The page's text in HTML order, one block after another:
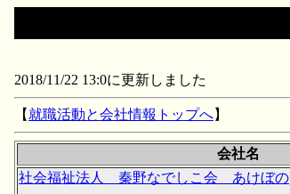
2018/11/22 13:0に更新しました
【 就職活動と会社情報トップへ】
会社名
社会福祉法人 秦野なでしこ会 あけぼの